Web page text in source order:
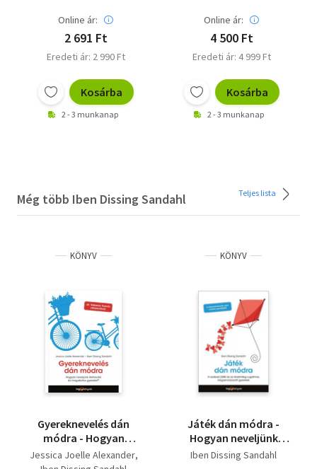
Online ár:
2 691 Ft
Eredeti ár: 2 990 Ft
Kosárba
2 - 3 munkanap
Online ár:
4 500 Ft
Eredeti ár: 4 999 Ft
Kosárba
2 - 3 munkanap
Még több Iben Dissing Sandahl Teljes lista
KÖNYV
Gyereknevelés dán
módra - Hogyan
neveljünk életrevaló és
magabiztos gyereket?
Jessica Joelle Alexander
KÖNYV
Játék dán módra -
Hogyan neveljünk
kiegyensúlyozott,
Iben Dissing Sandahl